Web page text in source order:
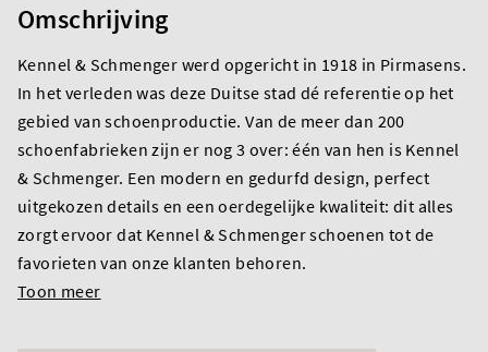
Omschrijving
Kennel & Schmenger werd opgericht in 1918 in Pirmasens.
In het verleden was deze Duitse stad dé referentie op het
gebied van schoenproductie. Van de meer dan 200
schoenfabrieken zijn er nog 3 over: één van hen is Kennel
& Schmenger. Een modern en gedurfd design, perfect
uitgekozen details en een oerdegelijke kwaliteit: dit alles
zorgt ervoor dat Kennel & Schmenger schoenen tot de
favorieten van onze klanten behoren.
Toon meer